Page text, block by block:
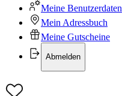
Meine Benutzerdaten
Mein Adressbuch
Meine Gutscheine
Abmelden